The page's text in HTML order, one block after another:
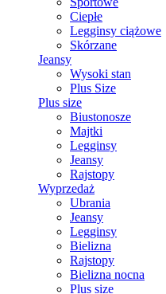
Ciepłe
Legginsy ciążowe
Skórzane
Jeansy
Wysoki stan
Plus Size
Plus size
Biustonosze
Majtki
Legginsy
Jeansy
Rajstopy
Wyprzedaż
Ubrania
Jeansy
Legginsy
Bielizna
Rajstopy
Bielizna nocna
Plus size